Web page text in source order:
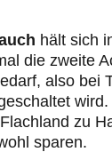
hält sich
die zweite
also bei
wird.
zu
sparen.